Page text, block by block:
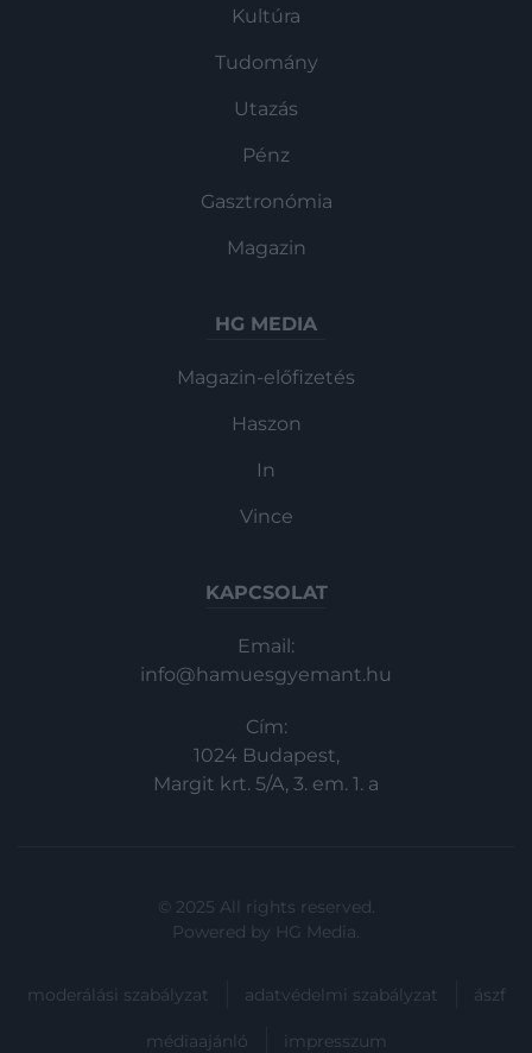
Kultúra
Tudomány
Utazás
Pénz
Gasztronómia
Magazin
HG MEDIA
Magazin-előfizetés
Haszon
In
Vince
KAPCSOLAT
Email:
info@hamuesgyemant.hu
Cím:
1024 Budapest,
Margit krt. 5/A, 3. em. 1. a
© 2025 All rights reserved.
Powered by HG Media.
moderálási szabályzat adatvédelmi szabályzat ászf
médiaajánló impresszum